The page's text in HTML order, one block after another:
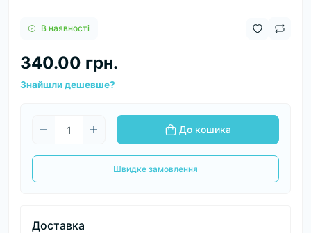
В наявності
340.00 грн.
Знайшли дешевше?
До кошика
Швидке замовлення
Доставка